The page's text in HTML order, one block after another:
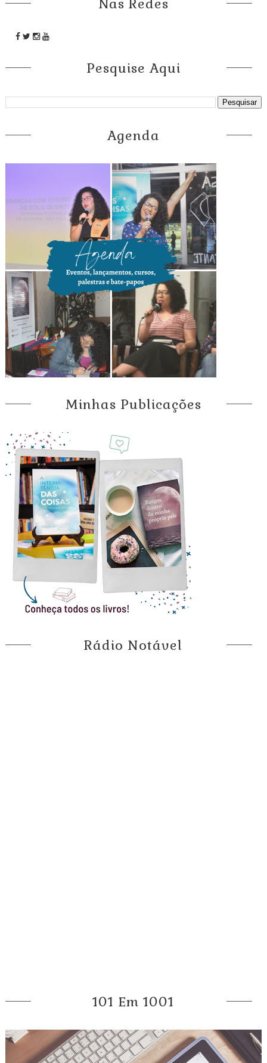
Nas Redes
Pesquise Aqui
Agenda
Minhas Publicações
Rádio Notável
101 Em 1001